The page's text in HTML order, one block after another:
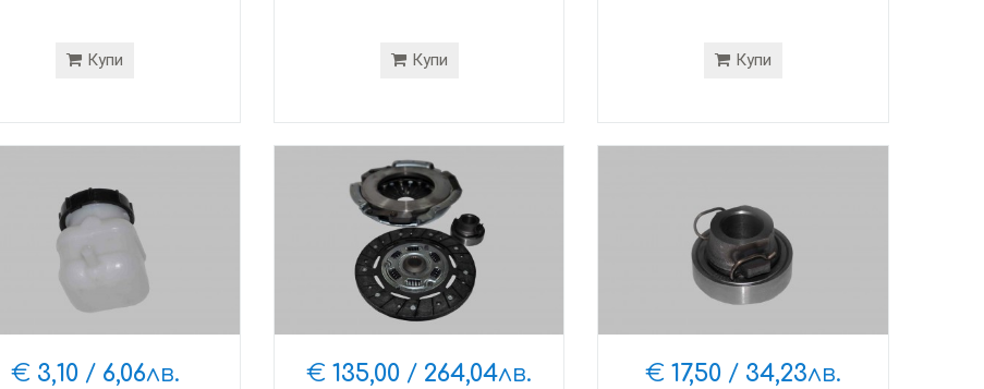
Купи Купи Купи
€ 3,10/ 6,06лв. €135,00 / 264,04лв. €17,50 / 34,23лв.